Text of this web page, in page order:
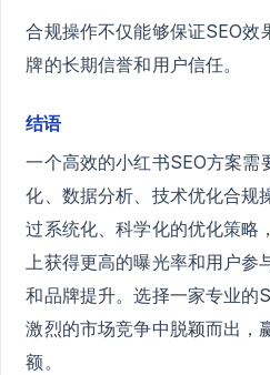
合规操作不仅能够保证SEO效
牌的长期信誉和用户信任。
结语
一个高效的小红书SEO方案需
化、数据分析、技术优化合规
过系统化、科学化的优化策略
上获得更高的曝光率和用户
和品牌提升。选择一家专业的
激烈的市场竞争中脱颖而出，
额。